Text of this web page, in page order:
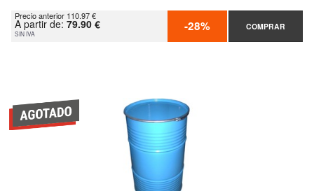
Precio anterior 110.97 €
A partir de: 79.90 €
SIN IVA -28% COMPRAR